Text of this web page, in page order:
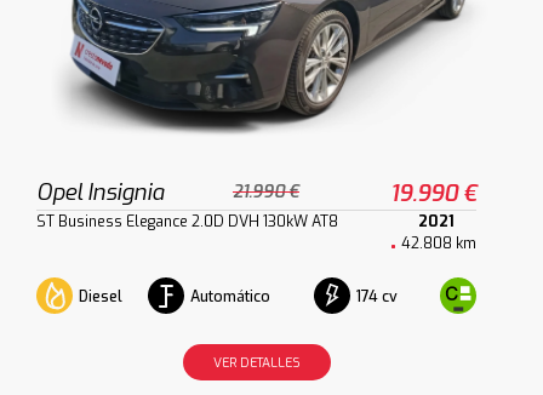
Opel Insignia 21.990 € 19.990 €
ST Business Elegance 2.0D DVH 130kW AT8
2021
42.808 km
Diesel Automático 174 cv
VER DETALLES